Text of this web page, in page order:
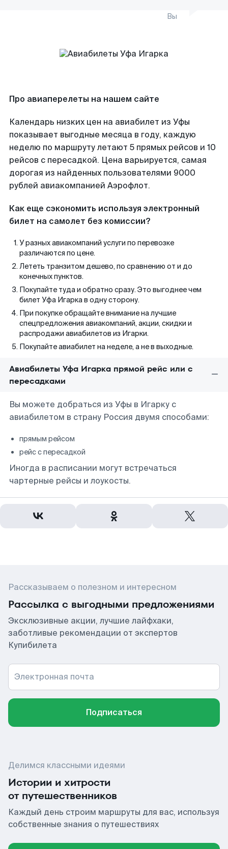
Вы
Про авиаперелеты на нашем сайте
Календарь низких цен на авиабилет из Уфы
показывает выгодные месяца в году, каждую
неделю по маршруту летают 5 прямых рейсов и 10
рейсов с пересадкой. Цена варьируется, самая
дорогая из найденных пользователями 9000
рублей авиакомпанией Аэрофлот.
Как еще сэкономить используя электронный
билет на самолет без комиссии?
У разных авиакомпаний услуги по перевозке
различаются по цене.
Лететь транзитом дешево, по сравнению от и до
конечных пунктов.
Покупайте туда и обратно сразу. Это выгоднее чем
билет Уфа Игарка в одну сторону.
При покупке обращайте внимание на лучшие
спецпредложения авиакомпаний, акции, скидки и
распродажи авиабилетов из Игарки.
Покупайте авиабилет на неделе, а не в выходные.
Авиабилеты Уфа Игарка прямой рейс или с
пересадками
Вы можете добраться из Уфы в Игарку с
авиабилетом в страну Россия двумя способами:
прямым рейсом
рейс с пересадкой
Иногда в расписании могут встречаться
чартерные рейсы и лоукосты.
Рассказываем о полезном и интересном
Рассылка с выгодными предложениями
Эксклюзивные акции, лучшие лайфхаки,
заботливые рекомендации от экспертов
Купибилета
Электронная почта
Подписаться
Делимся классными идеями
Истории и хитрости
от путешественников
Каждый день строим маршруты для вас, используя
собственные знания о путешествиях